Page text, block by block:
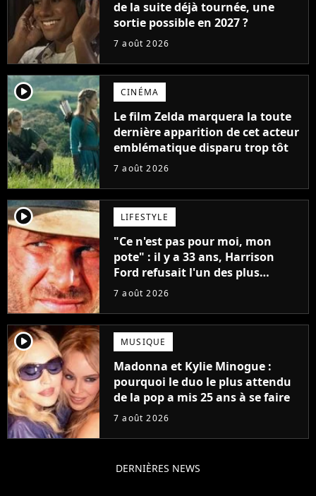
de la suite déjà tournée, une
sortie possible en 2027 ?
7 août 2026
player2 CINÉMA
Le film Zelda marquera la toute
dernière apparition de cet acteur
emblématique disparu trop tôt
7 août 2026
player2 LIFESTYLE
"Ce n'est pas pour moi, mon
pote" : il y a 33 ans, Harrison
Ford refusait l'un des plus
grands succès de tous les temps
7 août 2026
player2 MUSIQUE
Madonna et Kylie Minogue :
pourquoi le duo le plus attendu
de la pop a mis 25 ans à se faire
7 août 2026
DERNIÈRES NEWS